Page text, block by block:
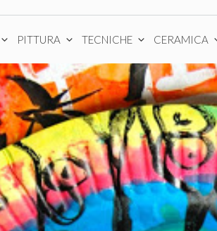
PITTURA TECNICHE CERAMICA